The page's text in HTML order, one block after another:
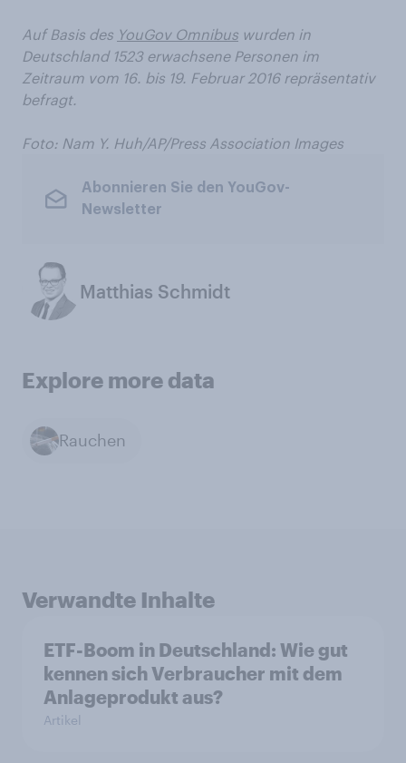
Auf Basis des YouGov Omnibus wurden in
Deutschland 1523 erwachsene Personen im
Zeitraum vom 16. bis 19. Februar 2016 repräsentativ
befragt.
Foto: Nam Y. Huh/AP/Press Association Images
Abonnieren Sie den YouGov-
Newsletter
Matthias Schmidt
Explore more data
Rauchen
Verwandte Inhalte
ETF-Boom in Deutschland: Wie gut
kennen sich Verbraucher mit dem
Anlageprodukt aus?
Artikel